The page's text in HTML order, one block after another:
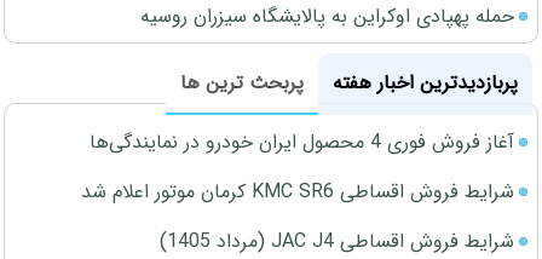
حمله پهپادی اوکراین به پالایشگاه سیزران روسیه
پربازدیدترین اخبار هفته
پربحث ترین ها
آغاز فروش فوری 4 محصول ایران خودرو در نمایندگی‌ها
شرایط فروش اقساطی KMC SR6 کرمان موتور اعلام شد
شرایط فروش اقساطی JAC J4 (مرداد 1405)